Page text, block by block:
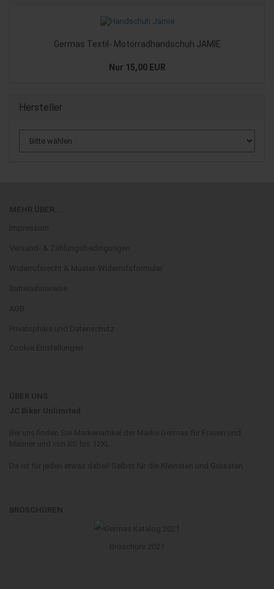
Germas Textil- Motorradhandschuh JAMIE
Nur 15,00 EUR
Hersteller